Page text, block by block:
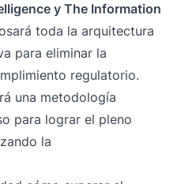
y The Information
toda la arquitectura
para eliminar la
regulatorio.
una metodología
para lograr el pleno
la